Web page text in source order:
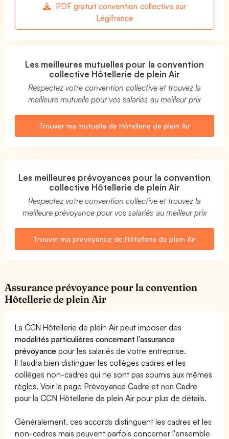
PDF gratuit convention collective sur
Légifrance
Les meilleures mutuelles pour la convention
collective Hôtellerie de plein Air
Respectez votre convention collective et trouvez la
meilleure mutuelle pour vos salariés au meilleur prix
Trouver ma mutuelle de Hôtellerie de plein Air
Les meilleures prévoyances pour la convention
collective Hôtellerie de plein Air
Respectez votre convention collective et trouvez la
meilleure prévoyance pour vos salariés au meilleur prix
Trouver ma prévoyance de Hôtellerie de plein Air
Assurance prévoyance pour la convention
Hôtellerie de plein Air
La CCN Hôtellerie de plein Air peut imposer des
modalités particulières concernant l'assurance
prévoyance pour les salariés de votre entreprise.
Il faudra bien distinguer les collèges cadres et les
collèges non-cadres qui ne sont pas soumis aux mêmes
règles. Voir la page Prévoyance Cadre et non Cadre
pour la CCN Hôtellerie de plein Air pour plus de détails.
Généralement, ces accords distinguent les cadres et les
non-cadres mais peuvent parfois concerner l'ensemble